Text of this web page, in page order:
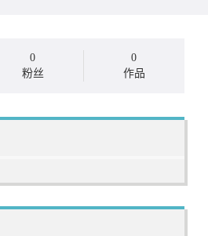
0
粉丝
0
作品